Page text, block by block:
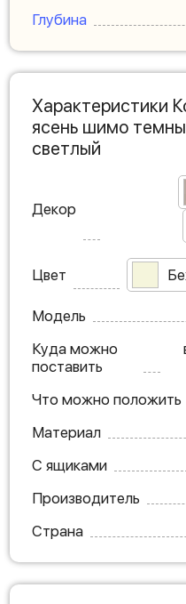
Глубина
Характеристики
ясень шимо
светлый
Декор
Цвет
Модель
Куда можно
поставить
Что можно положить
Материал
С ящиками
Производитель
Страна